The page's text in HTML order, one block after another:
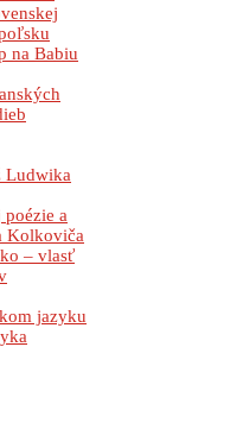
na Babiu
Ludwika
a
Kolkoviča
– vlasť
jazyku